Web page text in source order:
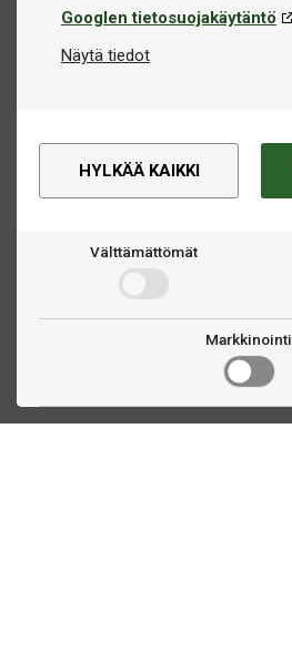
Googlen tietosuojakäytäntö
Näytä tiedot
HYLKÄÄ KAIKKI
Välttämättömät
Markkinointi